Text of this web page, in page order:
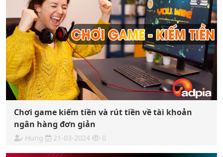
Chơi game kiếm tiền và rút tiền về tài khoản
ngân hàng đơn giản
Hung 21-03-2024 0